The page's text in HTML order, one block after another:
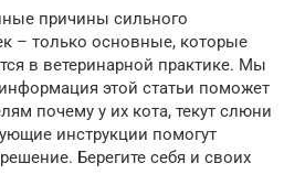
причины сильного
– только основные, которые
в ветеринарной практике. Мы
этой статьи поможет
почему у их кота, текут слюни
инструкции помогут
Берегите себя и своих